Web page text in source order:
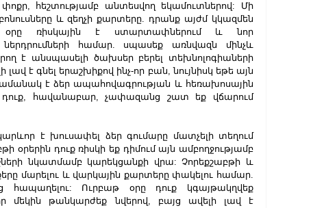
հեշտությամբ անտեսվող եկամուտներով: Մի
և զեղչի քարտերը. դրանք այժմ կկազմեն
օրը ռիսկային է ստարտափներում և նոր
ներդրումների համար. սպասեք առնվազն մինչև
է անսպասելի ծախսեր բերել տեխնոլոգիաների
է գնել երաշխիքով ինչ-որ բան, նույնիսկ եթե այն
է ձեր ապահովագրության և հեռախոսային
դուք, հավանաբար, չափազանց շատ եք վճարում
է խուսափել ձեր գումարը մատչելի տեղում
օրերին դուք ռիսկի եք դիմում այն ​​ամբողջությամբ
նկատմամբ կարեկցանքի վրա: Չորեքշաբթի և
մարելու և վարկային քարտերը փակելու համար.
Ուրբաթ օրը դուք կգայթակղվեք
որ մեկին թանկարժեք նվերով, բայց ավելի լավ է